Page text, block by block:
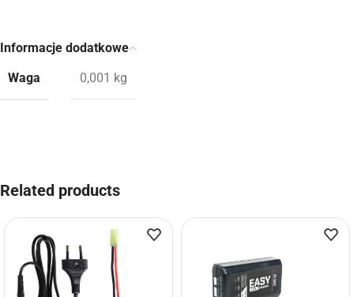
Informacje dodatkowe
Waga
0,001 kg
Related products